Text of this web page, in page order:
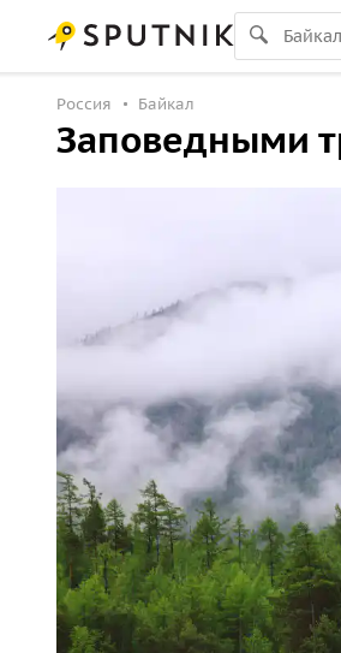
Россия Байкал
Заповедными